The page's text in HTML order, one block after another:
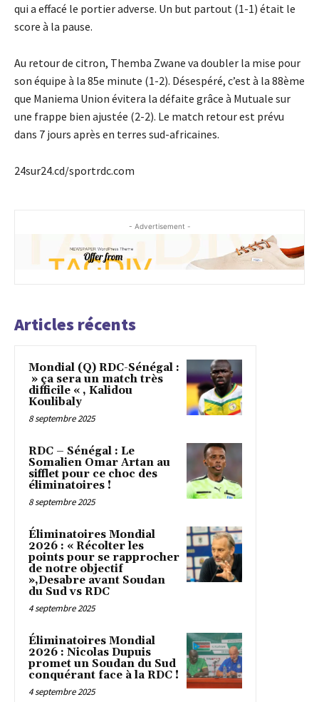
qui a effacé le portier adverse. Un but partout (1-1) était le
score à la pause.
Au retour de citron, Themba Zwane va doubler la mise pour
son équipe à la 85e minute (1-2). Désespéré, c’est à la 88ème
que Maniema Union évitera la défaite grâce à Mutuale sur
une frappe bien ajustée (2-2). Le match retour est prévu
dans 7 jours après en terres sud-africaines.
24sur24.cd/sportrdc.com
- Advertisement -
Articles récents
Mondial (Q) RDC-Sénégal :
» ça sera un match très
difficile « , Kalidou
Koulibaly
8 septembre 2025
RDC – Sénégal : Le
Somalien Omar Artan au
sifflet pour ce choc des
éliminatoires !
8 septembre 2025
Éliminatoires Mondial
2026 : « Récolter les
points pour se rapprocher
de notre objectif
»,Desabre avant Soudan
du Sud vs RDC
4 septembre 2025
Éliminatoires Mondial
2026 : Nicolas Dupuis
promet un Soudan du Sud
conquérant face à la RDC !
4 septembre 2025